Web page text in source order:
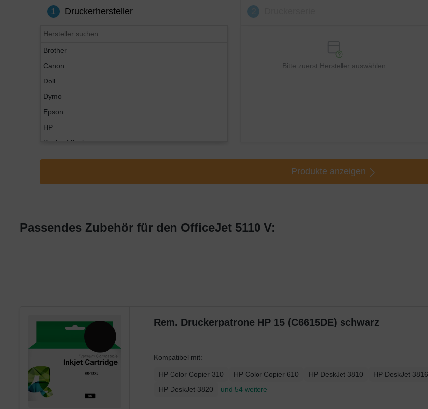
1 Druckerhersteller
Brother
Canon
Dell
Dymo
Epson
HP
Konica Minolta
Kyocera
Bitte zuerst Hersteller auswählen
Produkte anzeigen
Passendes Zubehör für den OfficeJet 5110 V:
Rem. Druckerpatrone HP 15 (C6615DE) schwarz
Kompatibel mit:
HP Color Copier 310 HP Color Copier 610 HP DeskJet 3810
HP DeskJet 3816
HP DeskJet 3820
und 54 weitere